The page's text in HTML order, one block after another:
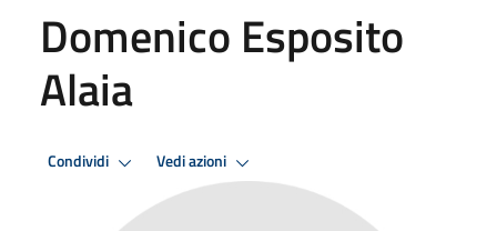
Domenico Esposito
Alaia
Condividi Vedi azioni